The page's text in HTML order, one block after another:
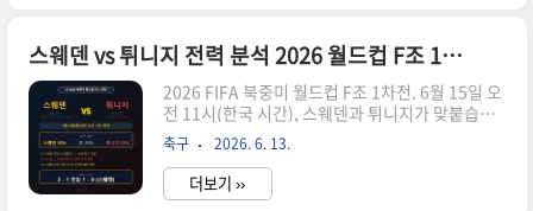
니다.스페인에게 이번 경기는 단순한 승리를 넘어
득실차를 최대한 쌓아두는 전략적 경기입니다. H
조에는 스페인, 우루과이, 사우디아라비아, 카보베
르데가 편성됐으며, 스페인이 조 1위 후보이자 우
승 후보로 평가받고 있습니다. 경기 기본 정보경기
일시는 2026년 6월 16일(화) 오전 1시(한국..
스웨덴 vs 튀니지 전력 분석 2026 월드컵 F조 1차전 승부 예측과 관전 포인트"
2026 FIFA 북중미 월드컵 F조 1차전. 6월 15일 오
전 11시(한국 시간), 스웨덴과 튀니지가 맞붙습니
다. F조는 전력이 막강한 네 팀이 포진해 있어 가장
균형 잡힌 조로 평가받고 있으며, 아무도 32강 진출
을 장담할 수 없는 죽음의 조입니다. 그 중 스웨덴과
튀니지의 맞대결은 F조에서 가장 예측하기 어려운
축구 2026. 6. 13.
더보기 ››